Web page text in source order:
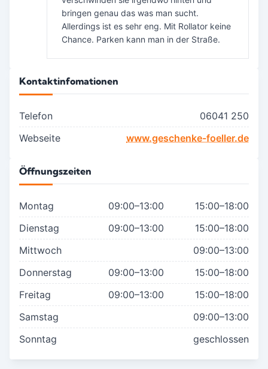
bringen genau das was man sucht.
Allerdings ist es sehr eng. Mit Rollator keine
Chance. Parken kann man in der Straße.
Kontaktinfomationen
Telefon
06041 250
Webseite
www.geschenke-foeller.de
Öffnungszeiten
Montag 09:00–13:00
15:00–18:00
Dienstag
09:00–13:00
15:00–18:00
Mittwoch
09:00–13:00
Donnerstag
09:00–13:00
15:00–18:00
Freitag
09:00–13:00
15:00–18:00
Samstag
09:00–13:00
Sonntag
geschlossen